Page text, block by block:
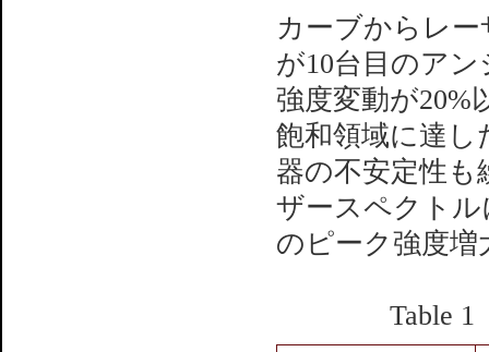
カーブからレー
が10台目のア
強度変動が20%
飽和領域に達し
器の不安定性も
ザースペクト
のピーク強度
Table 1